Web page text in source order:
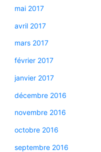
mai 2017
avril 2017
mars 2017
février 2017
janvier 2017
décembre 2016
novembre 2016
octobre 2016
septembre 2016